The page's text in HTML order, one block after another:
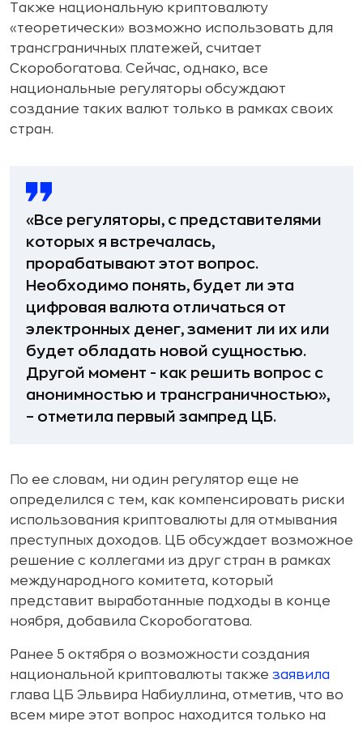
Также национальную криптовалюту
«теоретически» возможно использовать для
трансграничных платежей, считает
Скоробогатова. Сейчас, однако, все
национальные регуляторы обсуждают
создание таких валют только в рамках своих
стран.
«Все регуляторы, с представителями
которых я встречалась,
прорабатывают этот вопрос.
Необходимо понять, будет ли эта
цифровая валюта отличаться от
электронных денег, заменит ли их или
будет обладать новой сущностью.
Другой момент - как решить вопрос с
анонимностью и трансграничностью»,
– отметила первый зампред ЦБ.
По ее словам, ни один регулятор еще не
определился с тем, как компенсировать риски
использования криптовалюты для отмывания
преступных доходов. ЦБ обсуждает возможное
решение с коллегами из друг стран в рамках
международного комитета, который
представит выработанные подходы в конце
ноября, добавила Скоробогатова.
Ранее 5 октября о возможности создания
национальной криптовалюты также заявила
глава ЦБ Эльвира Набиуллина, отметив, что во
всем мире этот вопрос находится только на